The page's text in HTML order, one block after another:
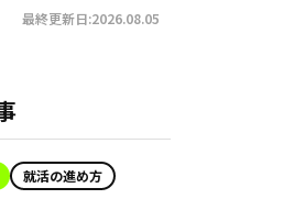
｜利用のメリット・
最終更新日:2026.08.05
就活の進め方